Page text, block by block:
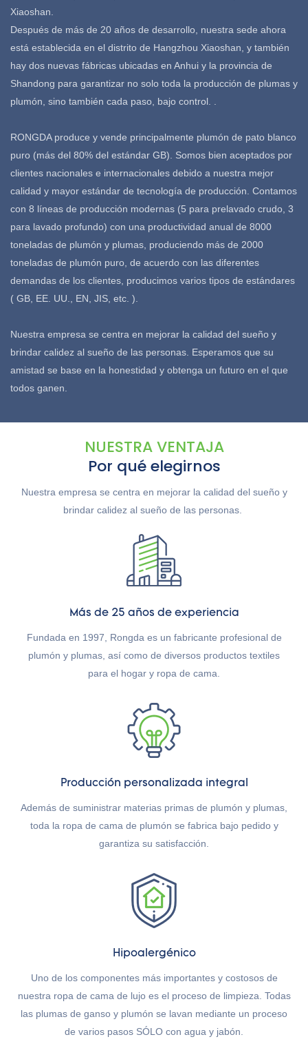
Xiaoshan.
Después de más de 20 años de desarrollo, nuestra sede ahora
está establecida en el distrito de Hangzhou Xiaoshan, y también
hay dos nuevas fábricas ubicadas en Anhui y la provincia de
Shandong para garantizar no solo toda la producción de plumas y
plumón, sino también cada paso, bajo control. .
RONGDA produce y vende principalmente plumón de pato blanco
puro (más del 80% del estándar GB). Somos bien aceptados por
clientes nacionales e internacionales debido a nuestra mejor
calidad y mayor estándar de tecnología de producción. Contamos
con 8 líneas de producción modernas (5 para prelavado crudo, 3
para lavado profundo) con una productividad anual de 8000
toneladas de plumón y plumas, produciendo más de 2000
toneladas de plumón puro, de acuerdo con las diferentes
demandas de los clientes, producimos varios tipos de estándares
( GB, EE. UU., EN, JIS, etc. ).
Nuestra empresa se centra en mejorar la calidad del sueño y
brindar calidez al sueño de las personas. Esperamos que su
amistad se base en la honestidad y obtenga un futuro en el que
todos ganen.
NUESTRA VENTAJA
Por qué elegirnos
Nuestra empresa se centra en mejorar la calidad del sueño y
brindar calidez al sueño de las personas. ​​​​​​​
Más de 25 años de experiencia
Fundada en 1997, Rongda es un fabricante profesional de
plumón y plumas, así como de diversos productos textiles
para el hogar y ropa de cama.
Producción personalizada integral
Además de suministrar materias primas de plumón y plumas,
toda la ropa de cama de plumón se fabrica bajo pedido y
garantiza su satisfacción.
Hipoalergénico
Uno de los componentes más importantes y costosos de
nuestra ropa de cama de lujo es el proceso de limpieza. Todas
las plumas de ganso y plumón se lavan mediante un proceso
de varios pasos SÓLO con agua y jabón.